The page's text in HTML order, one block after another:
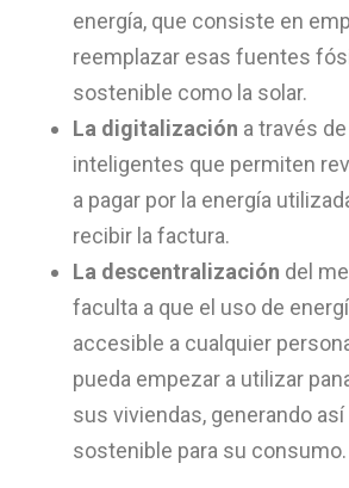
energía, que consiste en
reemplazar esas fuentes
sostenible como la solar.
La digitalización a través
inteligentes que permiten
a pagar por la energía
recibir la factura.
La descentralización del
faculta a que el uso de
accesible a cualquier
pueda empezar a utilizar
sus viviendas, generando
sostenible para su consumo.